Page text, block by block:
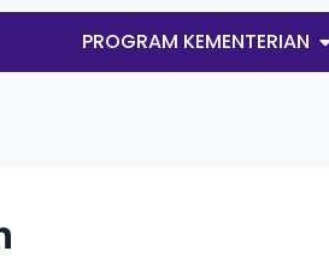
PROGRAM KEMENTERIAN